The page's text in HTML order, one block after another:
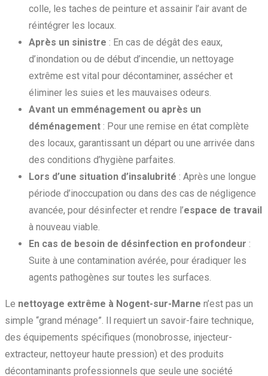
colle, les taches de peinture et assainir l’air avant de
réintégrer les locaux.
Après un sinistre : En cas de dégât des eaux,
d’inondation ou de début d’incendie, un nettoyage
extrême est vital pour décontaminer, assécher et
éliminer les suies et les mauvaises odeurs.
Avant un emménagement ou après un
déménagement : Pour une remise en état complète
des locaux, garantissant un départ ou une arrivée dans
des conditions d’hygiène parfaites.
Lors d’une situation d’insalubrité : Après une longue
période d’inoccupation ou dans des cas de négligence
avancée, pour désinfecter et rendre l’espace de travail
à nouveau viable.
En cas de besoin de désinfection en profondeur :
Suite à une contamination avérée, pour éradiquer les
agents pathogènes sur toutes les surfaces.
Le nettoyage extrême à Nogent-sur-Marne n’est pas un
simple “grand ménage”. Il requiert un savoir-faire technique,
des équipements spécifiques (monobrosse, injecteur-
extracteur, nettoyeur haute pression) et des produits
décontaminants professionnels que seule une société